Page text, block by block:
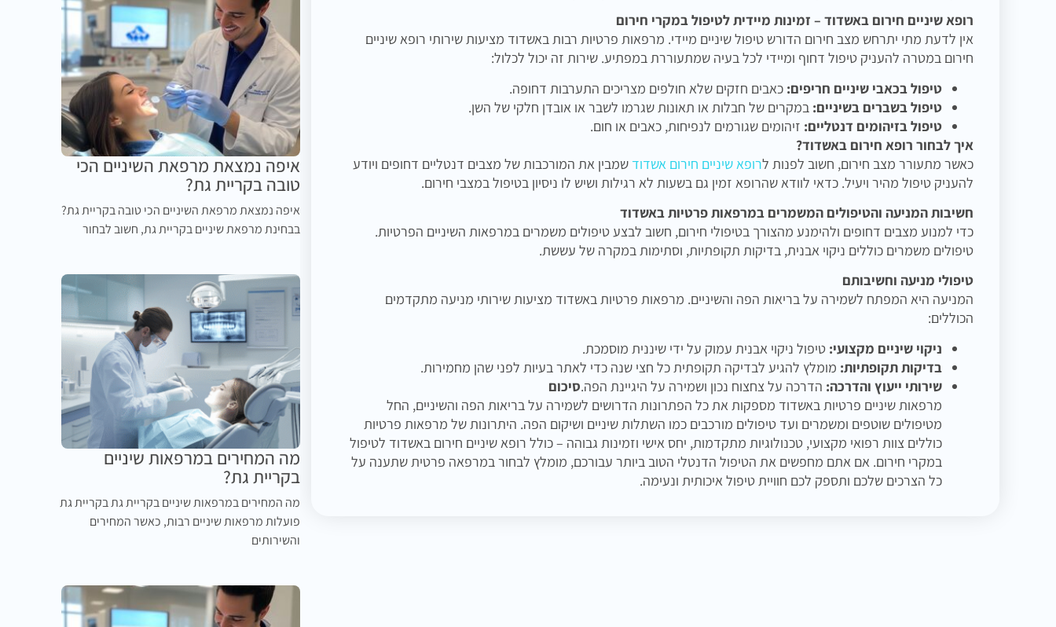
רופא שיניים חירום באשדוד – זמינות מיידית לטיפול במקרי חירום
אין לדעת מתי יתרחש מצב חירום הדורש טיפול שיניים מיידי. מרפאות פרטיות רבות באשדוד מציעות שירותי רופא שיניים
חירום במטרה להעניק טיפול דחוף ומיידי לכל בעיה שמתעוררת במפתיע. שירות זה יכול לכלול:
טיפול בכאבי שיניים חריפים: כאבים חזקים שלא חולפים מצריכים התערבות דחופה.
טיפול בשברים בשיניים: במקרים של חבלות או תאונות שגרמו לשבר או אובדן חלקי של השן.
טיפול בזיהומים דנטליים: זיהומים שגורמים לנפיחות, כאבים או חום.
איך לבחור רופא חירום באשדוד?
כאשר מתעורר מצב חירום, חשוב לפנות לרופא שיניים חירום אשדוד שמבין את המורכבות של מצבים דנטליים דחופים ויודע
להעניק טיפול מהיר ויעיל. כדאי לוודא שהרופא זמין גם בשעות לא רגילות ושיש לו ניסיון בטיפול במצבי חירום.
חשיבות המניעה והטיפולים המשמרים במרפאות פרטיות באשדוד
כדי למנוע מצבים דחופים ולהימנע מהצורך בטיפולי חירום, חשוב לבצע טיפולים משמרים במרפאות השיניים הפרטיות.
טיפולים משמרים כוללים ניקוי אבנית, בדיקות תקופתיות, וסתימות במקרה של עששת.
טיפולי מניעה וחשיבותם
המניעה היא המפתח לשמירה על בריאות הפה והשיניים. מרפאות פרטיות באשדוד מציעות שירותי מניעה מתקדמים
הכוללים:
ניקוי שיניים מקצועי: טיפול ניקוי אבנית עמוק על ידי שיננית מוסמכת.
בדיקות תקופתיות: מומלץ להגיע לבדיקה תקופתית כל חצי שנה כדי לאתר בעיות לפני שהן מחמירות.
שירותי ייעוץ והדרכה: הדרכה על צחצוח נכון ושמירה על היגיינת הפה.סיכום
מרפאות שיניים פרטיות באשדוד מספקות את כל הפתרונות הדרושים לשמירה על בריאות הפה והשיניים, החל
מטיפולים שוטפים ומשמרים ועד טיפולים מורכבים כמו השתלות שיניים ושיקום הפה. היתרונות של מרפאות פרטיות
כוללים צוות רפואי מקצועי, טכנולוגיות מתקדמות, יחס אישי וזמינות גבוהה – כולל רופא שיניים חירום באשדוד לטיפול
במקרי חירום. אם אתם מחפשים את הטיפול הדנטלי הטוב ביותר עבורכם, מומלץ לבחור במרפאה פרטית שתענה על
כל הצרכים שלכם ותספק לכם חוויית טיפול איכותית ונעימה.
איפה נמצאת מרפאת השיניים הכי
טובה בקריית גת?
איפה נמצאת מרפאת השיניים הכי טובה בקריית גת?
בבחינת מרפאת שיניים בקריית גת, חשוב לבחור
מה המחירים במרפאות שיניים
בקריית גת?
מה המחירים במרפאות שיניים בקריית גת בקריית גת
פועלות מרפאות שיניים רבות, כאשר המחירים
והשירותים